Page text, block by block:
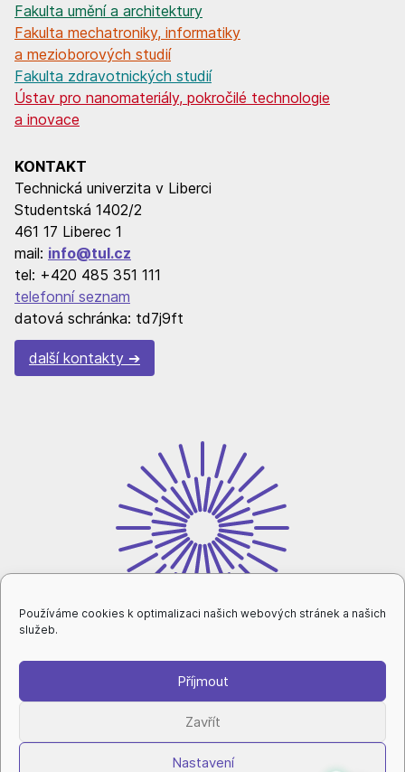
Používáme cookies k optimalizaci našich webových stránek a našich
služeb.
Příjmout
Zavřít
Nastavení
Fakulta umění a architektury
Fakulta mechatroniky, informatiky
a mezioborových studií
Fakulta zdravotnických studií
Ústav pro nanomateriály, pokročilé technologie
a inovace
KONTAKT
Technická univerzita v Liberci
Studentská 1402/2
461 17 Liberec 1
mail: info@tul.cz
tel: +420 485 351 111
telefonní seznam
datová schránka: td7j9ft
další kontakty
ochrana osobních údajů|nastavení cookies